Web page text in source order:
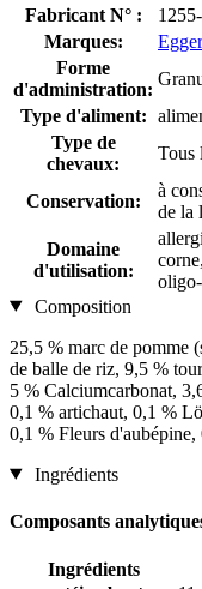
Fabricant N° :
Marques:
Forme
d'administration:
Type d'aliment:
Type de
chevaux:
Tous
Conservation:
à
de la
Domaine
d'utilisation:
Composition
25,5 % marc de pomme
de balle de riz, 9,5 %
5 % Calciumcarbonat,
0,1 % artichaut, 0,1 %
0,1 % Fleurs
Ingrédients
Composants
Ingrédients